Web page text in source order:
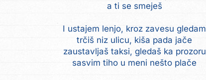
a ti se smeješ
I ustajem lenjo, kroz zavesu gledam
trčiš niz ulicu, kiša pada jače
zaustavljaš taksi, gledaš ka prozoru
sasvim tiho u meni nešto plače